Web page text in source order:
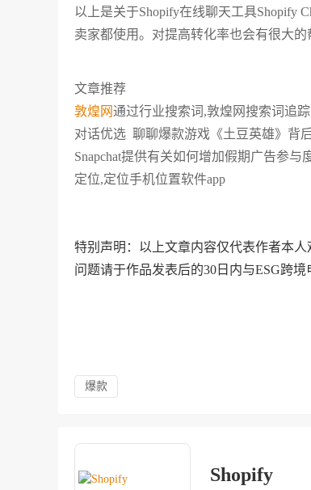
以上是关于Shopify在线聊天工具Shopify
卖家都使用。对提高转化率也会有很大
文章推荐
敦煌网通过行业搜索词,敦煌网搜索词追踪
对话优选 聊聊爆款游戏《土豆英雄》背
Snapchat提供有关如何增加假期广告参与
定位,定位手机位置软件app
特别声明：以上文章内容仅代表作者本
问题请于作品发表后的30日内与ESG跨境
爆款
Shopify